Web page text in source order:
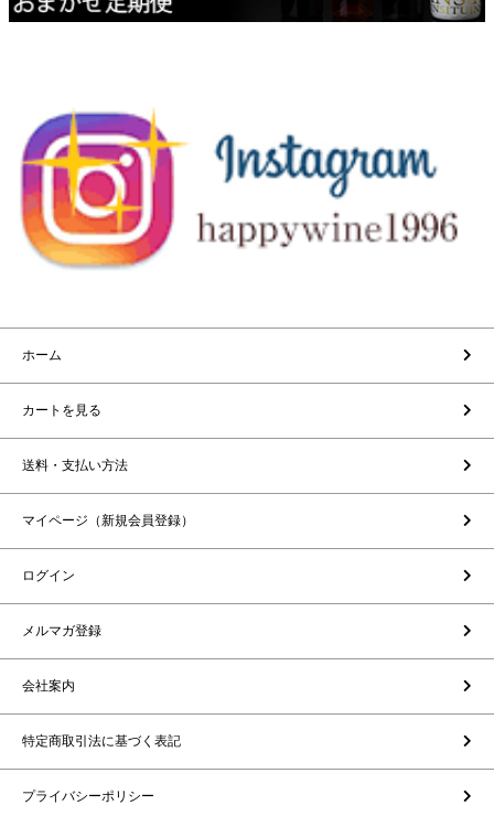
ホーム
カートを見る
送料・支払い方法
マイページ（新規会員登録）
ログイン
メルマガ登録
会社案内
特定商取引法に基づく表記
プライバシーポリシー